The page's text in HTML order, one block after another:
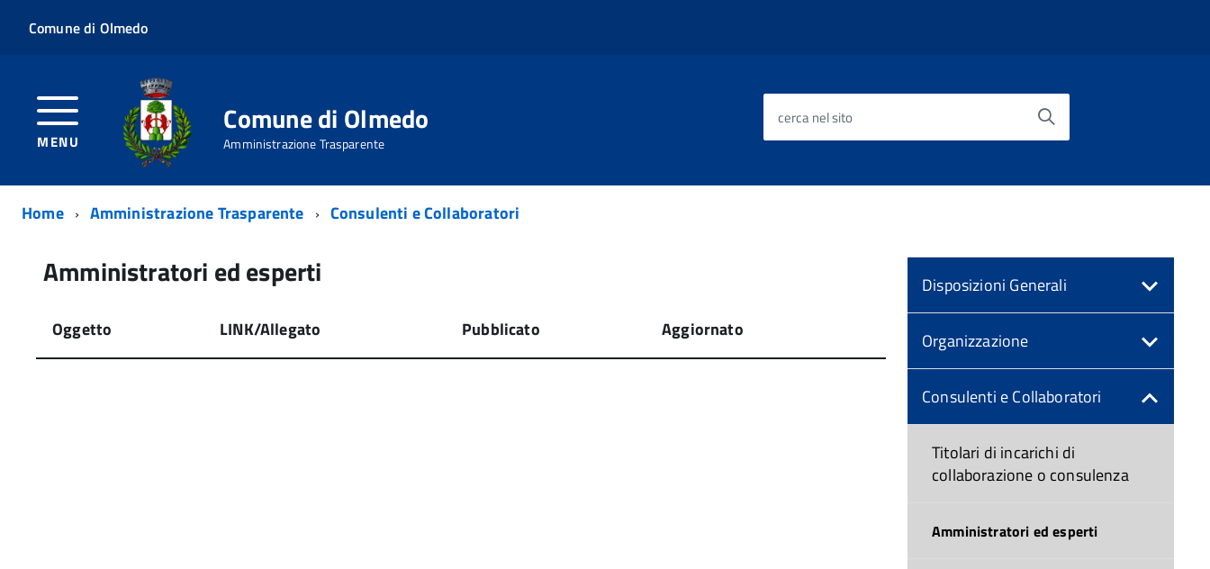
Comune di Olmedo
MENU
Comune di Olmedo
Amministrazione Trasparente
cerca nel sito
Home Amministrazione Trasparente Consulenti e Collaboratori
Amministratori ed esperti
Oggetto LINK/Allegato Pubblicato Aggiornato
Disposizioni Generali
Organizzazione
Consulenti e Collaboratori
Titolari di incarichi di
collaborazione o consulenza
Amministratori ed esperti